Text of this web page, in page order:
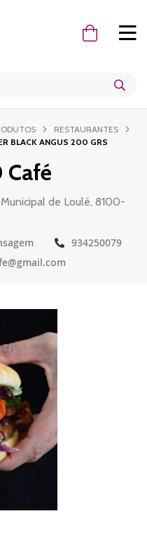
O Meu
RESTAURANTES
BLACK ANGUS 200 GRS
de Loulé, 8100-
934250079